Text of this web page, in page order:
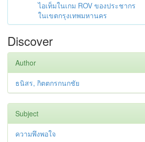
ไอเท็มในเกม ROV ของประชากร
ในเขตกรุงเทพมหานคร
Discover
Author
ธนิสร, กิตตกรกนกชัย
Subject
ความพึงพอใจ